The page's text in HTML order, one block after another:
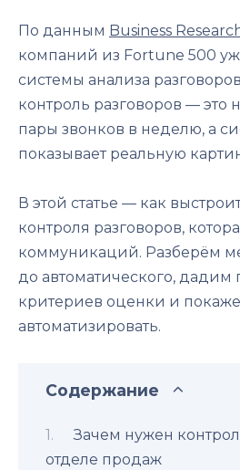
По данным Business
компаний из Fortune 500
системы анализа
контроль разговоров — это
пары звонков в неделю, а
показывает реальную
В этой статье — как
контроля разговоров,
коммуникаций. Разберём
до автоматического, дадим
критериев оценки и
автоматизировать.
Содержание
Зачем нужен
отделе продаж